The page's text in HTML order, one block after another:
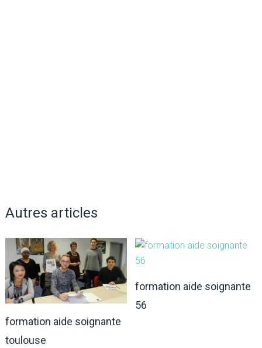
Autres articles
formation aide soignante
toulouse
formation aide soignante
56